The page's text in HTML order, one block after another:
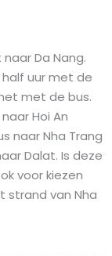
Da Nang.
uur met de
met de bus.
Hoi An
naar Nha Trang
Dalat. Is deze
voor kiezen
strand van Nha